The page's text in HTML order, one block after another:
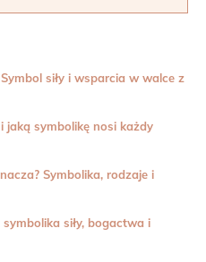
siły i wsparcia w walce z
jaką symbolikę nosi każdy
Symbolika, rodzaje i
siły, bogactwa i